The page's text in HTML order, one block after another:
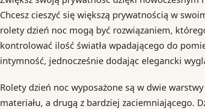
Chcesz cieszyć się większą prywatnością w
rolety dzień noc mogą być rozwiązaniem,
kontrolować ilość światła wpadającego do
intymność, jednocześnie dodając elegancki
Rolety dzień noc wyposażone są w dwie
materiału, a drugą z bardziej zaciemniającego.